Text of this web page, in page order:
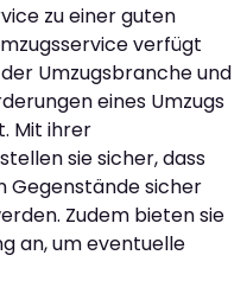
zu einer guten
verfügt
Umzugsbranche und
eines Umzugs
Mit ihrer
sie sicher, dass
Gegenstände sicher
Zudem bieten sie
an, um eventuelle